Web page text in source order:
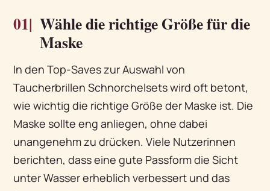
01| Wähle die richtige Größe für die
Maske
In den Top-Saves zur Auswahl von
Taucherbrillen Schnorchelsets wird oft betont,
wie wichtig die richtige Größe der Maske ist. Die
Maske sollte eng anliegen, ohne dabei
unangenehm zu drücken. Viele Nutzerinnen
berichten, dass eine gute Passform die Sicht
unter Wasser erheblich verbessert und das